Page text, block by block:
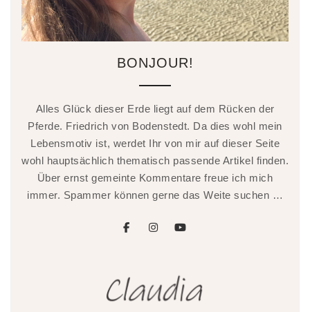
BONJOUR!
Alles Glück dieser Erde liegt auf dem Rücken der
Pferde. Friedrich von Bodenstedt. Da dies wohl mein
Lebensmotiv ist, werdet Ihr von mir auf dieser Seite
wohl hauptsächlich thematisch passende Artikel finden.
Über ernst gemeinte Kommentare freue ich mich
immer. Spammer können gerne das Weite suchen …